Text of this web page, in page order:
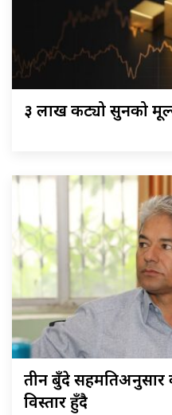
३ लाख कट्यो सुनको
तीन बुँदे सहमतिअनुसार
विस्तार हुँदै